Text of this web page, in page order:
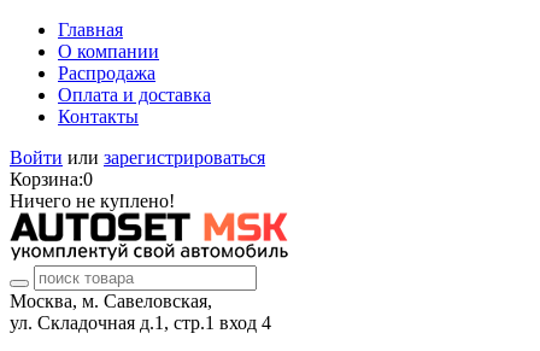
Главная
О компании
Распродажа
Оплата и доставка
Контакты
Войти или зарегистрироваться
Корзина:0
Ничего не куплено!
Москва, м. Савеловская,
ул. Складочная д.1, стр.1 вход 4